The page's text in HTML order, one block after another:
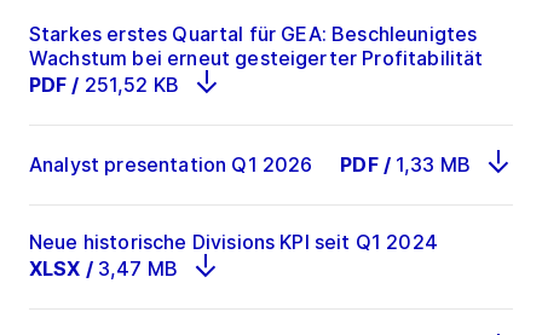
Starkes erstes Quartal für GEA: Beschleunigtes
Wachstum bei erneut gesteigerter Profitabilität
PDF / 251,52 KB
Analyst presentation Q1 2026 PDF / 1,33 MB
Neue historische Divisions KPI seit Q1 2024
XLSX / 3,47 MB